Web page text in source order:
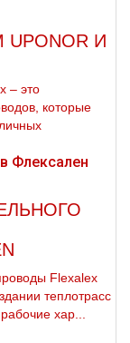
И
– это
которые
Flexalex
теплотрасс
хар...